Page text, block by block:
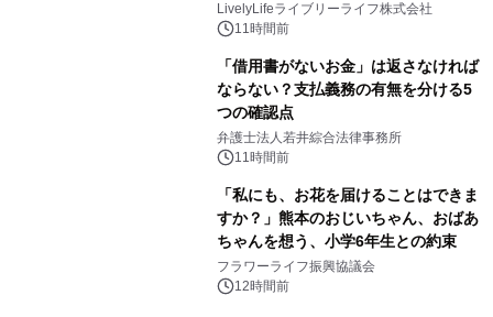
LivelyLifeライブリーライフ株式会社
11時間前
「借用書がないお金」は返さなければ
ならない？支払義務の有無を分ける5
つの確認点
弁護士法人若井綜合法律事務所
11時間前
「私にも、お花を届けることはできま
すか？」熊本のおじいちゃん、おばあ
ちゃんを想う、小学6年生との約束
フラワーライフ振興協議会
12時間前